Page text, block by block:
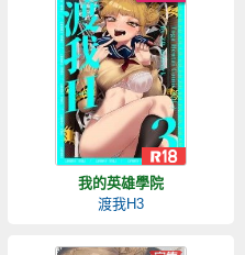
我的英雄學院
渡我H3